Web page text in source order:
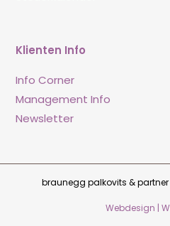
Klienten Info
Info Corner
Management Info
Newsletter
braunegg palkovits & partner
Webdesign |